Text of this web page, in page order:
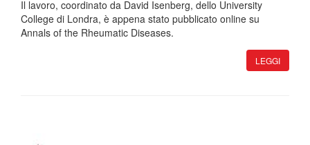
Il lavoro, coordinato da David Isenberg, dello University
College di Londra, è appena stato pubblicato online su
Annals of the Rheumatic Diseases.
LEGGI